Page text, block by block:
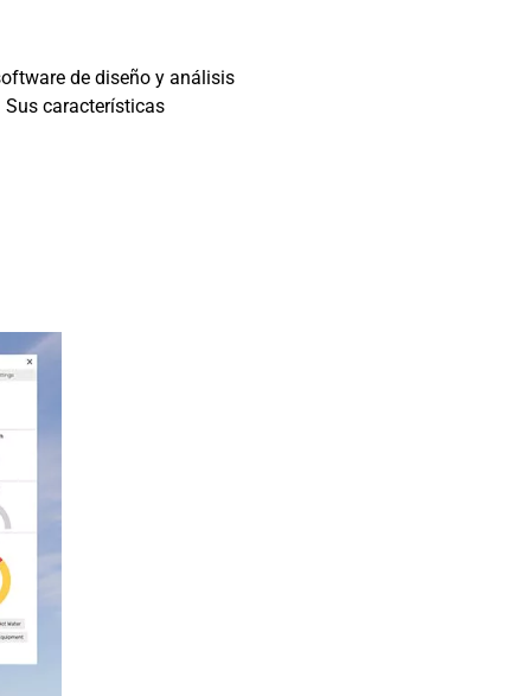
de diseño y análisis
Sus características